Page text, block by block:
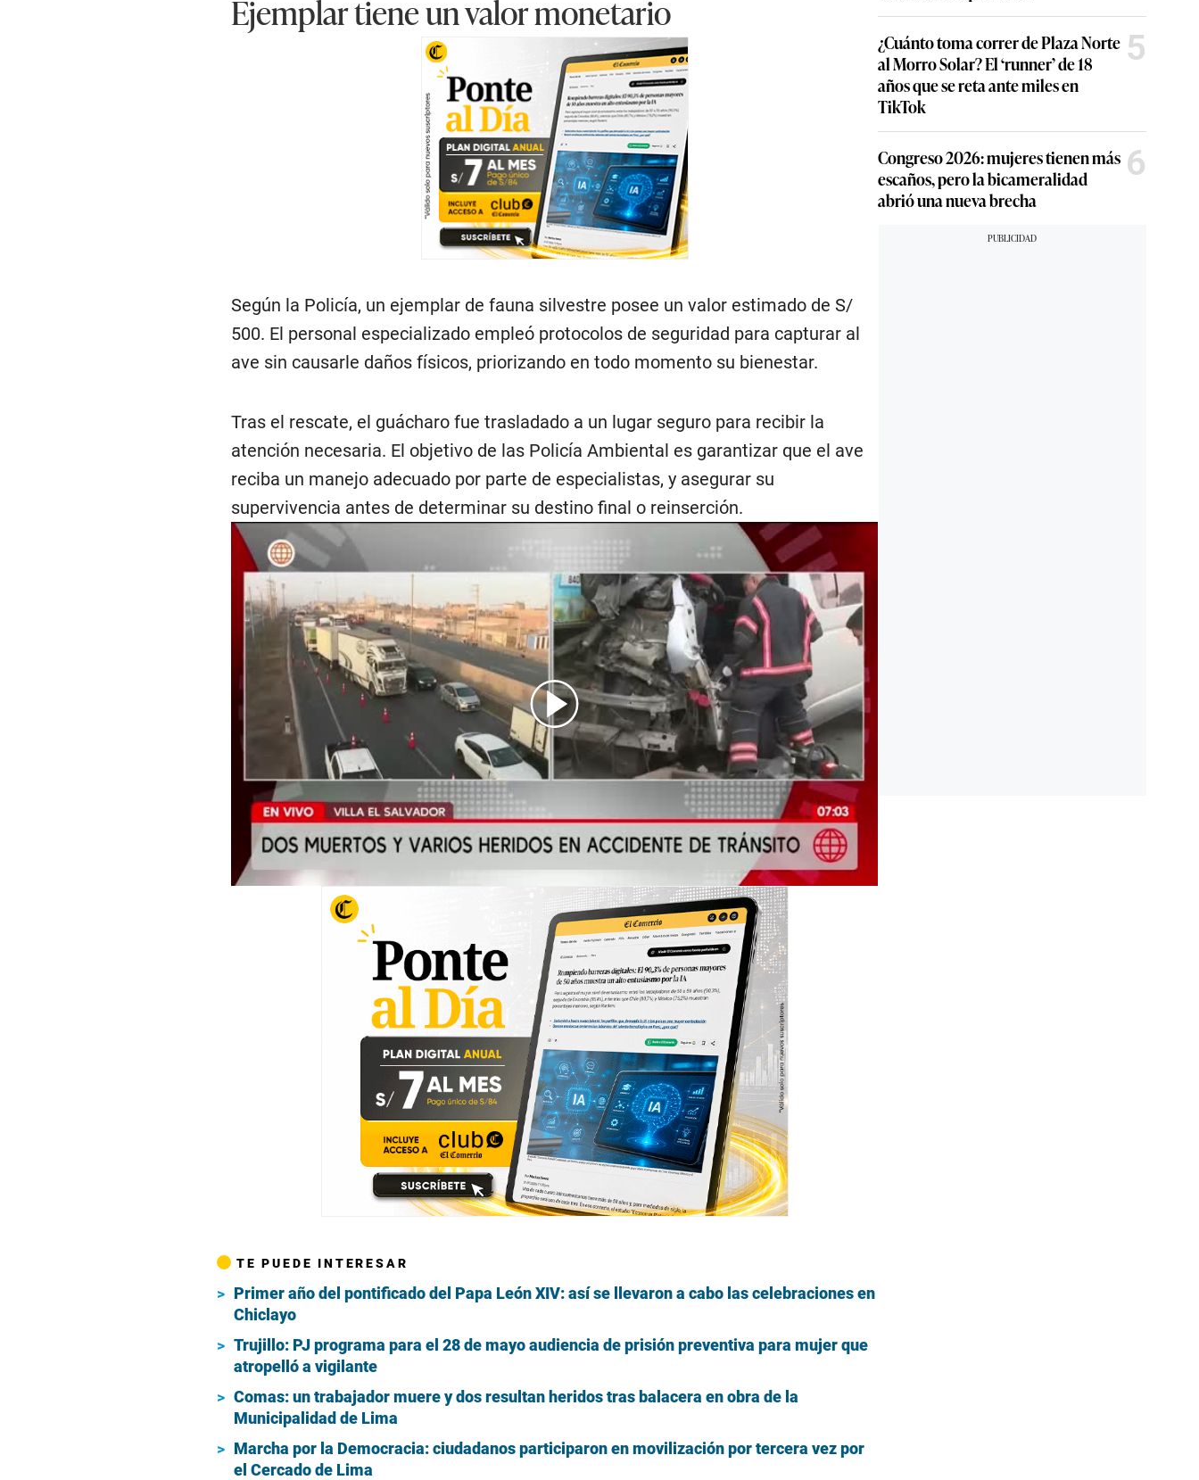
Ejemplar tiene un valor monetario
Según la Policía, un ejemplar de fauna silvestre posee un valor estimado de S/
500. El personal especializado empleó protocolos de seguridad para capturar al
ave sin causarle daños físicos, priorizando en todo momento su bienestar.
Tras el rescate, el guácharo fue trasladado a un lugar seguro para recibir la
atención necesaria. El objetivo de las Policía Ambiental es garantizar que el ave
reciba un manejo adecuado por parte de especialistas, y asegurar su
supervivencia antes de determinar su destino final o reinserción.
00:00 Accidente_villa_salvador
TE PUEDE INTERESAR
Primer año del pontificado del Papa León XIV: así se llevaron a cabo las celebraciones en
Chiclayo
Trujillo: PJ programa para el 28 de mayo audiencia de prisión preventiva para mujer que
atropelló a vigilante
Comas: un trabajador muere y dos resultan heridos tras balacera en obra de la
Municipalidad de Lima
Marcha por la Democracia: ciudadanos participaron en movilización por tercera vez por
el Cercado de Lima
¿Cuánto toma correr de Plaza Norte
al Morro Solar? El ‘runner’ de 18
años que se reta ante miles en
TikTok
5
Congreso 2026: mujeres tienen más
escaños, pero la bicameralidad
abrió una nueva brecha
6